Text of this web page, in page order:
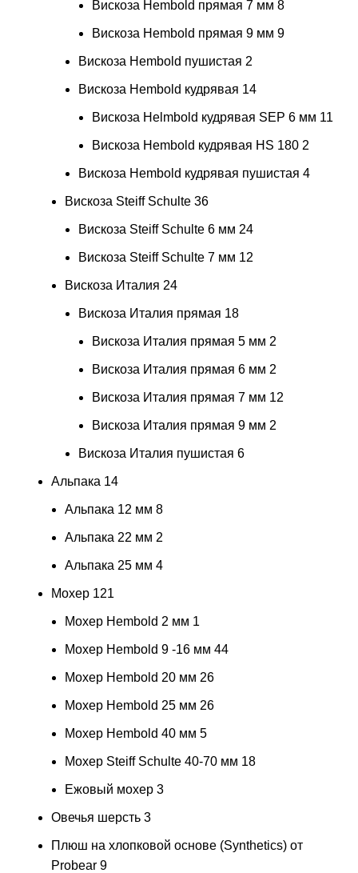
Вискоза Hembold прямая 7 мм 8
Вискоза Hembold прямая 9 мм 9
Вискоза Hembold пушистая 2
Вискоза Hembold кудрявая 14
Вискоза Helmbold кудрявая SEP 6 мм 11
Вискоза Hembold кудрявая HS 180 2
Вискоза Hembold кудрявая пушистая 4
Вискоза Steiff Schulte 36
Вискоза Steiff Schulte 6 мм 24
Вискоза Steiff Schulte 7 мм 12
Вискоза Италия 24
Вискоза Италия прямая 18
Вискоза Италия прямая 5 мм 2
Вискоза Италия прямая 6 мм 2
Вискоза Италия прямая 7 мм 12
Вискоза Италия прямая 9 мм 2
Вискоза Италия пушистая 6
Альпака 14
Альпака 12 мм 8
Альпака 22 мм 2
Альпака 25 мм 4
Мохер 121
Мохер Hembold 2 мм 1
Мохер Hembold 9 -16 мм 44
Мохер Hembold 20 мм 26
Мохер Hembold 25 мм 26
Мохер Hembold 40 мм 5
Мохер Steiff Schulte 40-70 мм 18
Ежовый мохер 3
Овечья шерсть 3
Плюш на хлопковой основе (Synthetics) от
Probear 9